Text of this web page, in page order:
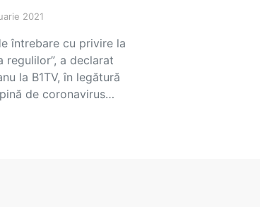
2021
întrebare cu privire la
regulilor”, a declarat
la B1TV, în legătură
de coronavirus…